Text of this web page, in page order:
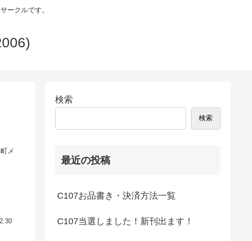
ークルです。
メ
検索
検索
最近の投稿
C107お品書き・決済方法一覧
C107当選しました！新刊出ます！